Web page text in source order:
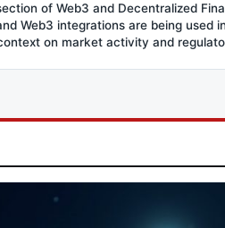
of Web3 and Decentralized
Web3 integrations are being
on market activity and